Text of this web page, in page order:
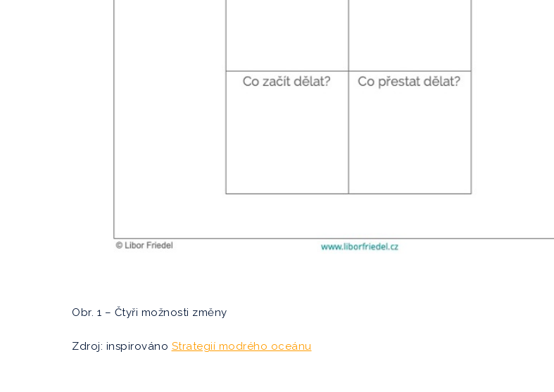
Obr. 1 – Čtyři možnosti změny
Zdroj: inspirováno Strategií modrého oceánu